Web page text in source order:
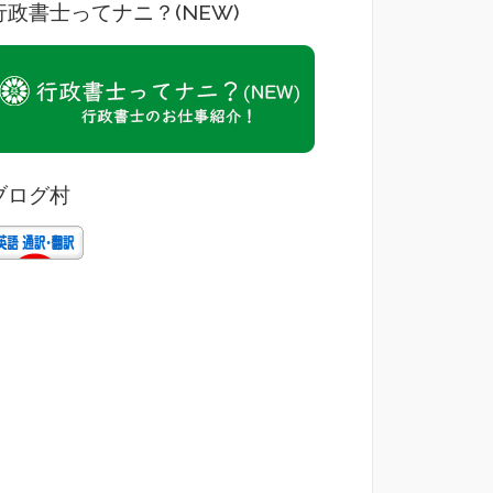
政書士ってナニ？(NEW)
ログ村